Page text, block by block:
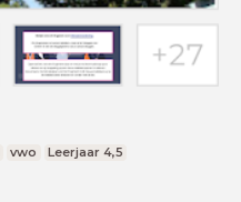
vwo Leerjaar 4,5